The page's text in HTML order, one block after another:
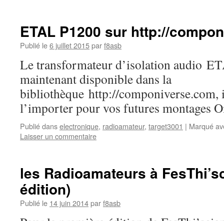
ETAL P1200 sur http://
Publié le6 juillet 2015parf8asb
Le transformateur d’isolation audio
maintenant disponible dans la
bibliothèque http://componiverse.com,
l’importer pour vos futures montages
Publié danselectronique, radioamateur, target3001 | Marqué
Laisser un commentaire
les Radioamateurs à
édition)
Publié le 14 juin 2014parf8asb